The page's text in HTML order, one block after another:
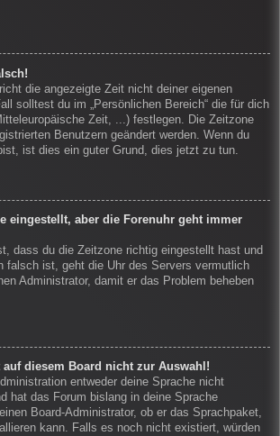
die angezeigte Zeit nicht deiner eigenen
solltest du im „Persönlichen Bereich“ die für dich
Zeit, ...) festlegen. Die Zeitzone
Benutzern geändert werden. Wenn du
ist dies ein guter Grund, dies jetzt zu tun.
eingestellt, aber die Forenuhr geht immer
dass du die Zeitzone richtig eingestellt hast und
falsch ist, geht die Uhr des Servers vermutlich
Administrator, damit er das Problem beheben
auf diesem Board nicht zur Auswahl!
entweder deine Sprache nicht
hat das Forum bislang in deine Sprache
Board-Administrator, ob er das Sprachpaket,
kann. Falls es noch nicht existiert, würden